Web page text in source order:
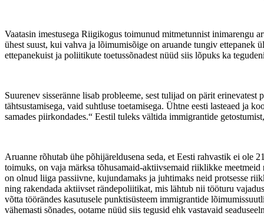
Vaatasin imestusega Riigikogus toimunud mitmetunnist inimarengu
ühest suust, kui vahva ja lõimumisõige on aruande tungiv ettepanek
ettepanekuist ja poliitikute toetussõnadest nüüd siis lõpuks ka
Suurenev sisseränne lisab probleeme, sest tulijad on pärit
tähtsustamisega, vaid suhtluse toetamisega. Ühtne eesti lasteaed ja
samades piirkondades.“ Eestil tuleks vältida immigrantide
Aruanne rõhutab ühe põhijäreldusena seda, et Eesti rahvastik ei ole
toimuks, on vaja märksa tõhusamaid-aktiivsemaid riiklikke
on olnud liiga passiivne, kujundamaks ja juhtimaks neid protsesse
ning rakendada aktiivset rändepoliitikat, mis lähtub nii tööturu
võtta töörändes kasutusele punktisüsteem immigrantide
vähemasti sõnades, ootame nüüd siis tegusid ehk vastavaid